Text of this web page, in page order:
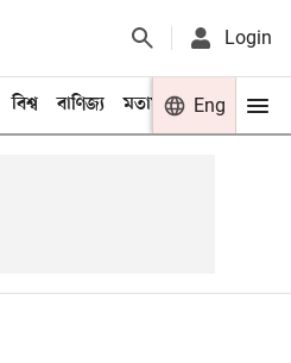
Login
বিশ্ব বাণিজ্য মতামত খেলা
Eng